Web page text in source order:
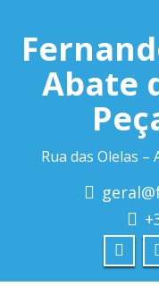
Abate
Rua das Olelas –